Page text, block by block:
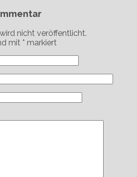
nicht veröffentlicht.
mit * markiert